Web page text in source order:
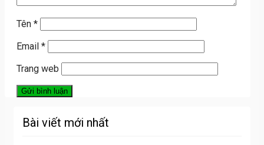
Tên *
Email *
Trang web
Bài viết mới nhất